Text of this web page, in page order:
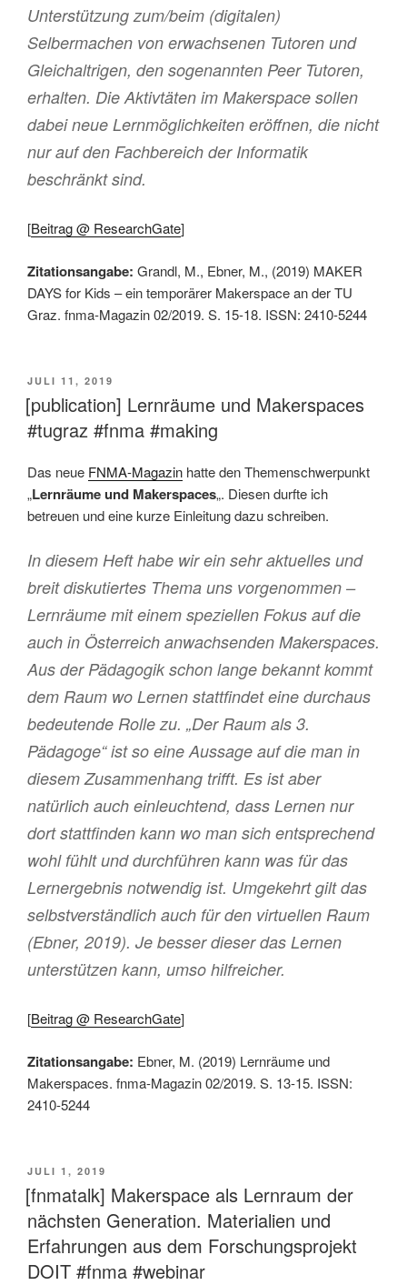
Unterstützung zum/beim (digitalen)
Selbermachen von erwachsenen Tutoren und
Gleichaltrigen, den sogenannten Peer Tutoren,
erhalten. Die Aktivtäten im Makerspace sollen
dabei neue Lernmöglichkeiten eröffnen, die nicht
nur auf den Fachbereich der Informatik
beschränkt sind.
[Beitrag @ ResearchGate]
Zitationsangabe: Grandl, M., Ebner, M., (2019) MAKER
DAYS for Kids – ein temporärer Makerspace an der TU
Graz. fnma-Magazin 02/2019. S. 15-18. ISSN: 2410-5244
VERÖFFENTLICHT
AM
JULI 11, 2019
[publication] Lernräume und Makerspaces
#tugraz #fnma #making
Das neue FNMA-Magazin hatte den Themenschwerpunkt
„Lernräume und Makerspaces„. Diesen durfte ich
betreuen und eine kurze Einleitung dazu schreiben.
In diesem Heft habe wir ein sehr aktuelles und
breit diskutiertes Thema uns vorgenommen –
Lernräume mit einem speziellen Fokus auf die
auch in Österreich anwachsenden Makerspaces.
Aus der Pädagogik schon lange bekannt kommt
dem Raum wo Lernen stattfindet eine durchaus
bedeutende Rolle zu. „Der Raum als 3.
Pädagoge“ ist so eine Aussage auf die man in
diesem Zusammenhang trifft. Es ist aber
natürlich auch einleuchtend, dass Lernen nur
dort stattfinden kann wo man sich entsprechend
wohl fühlt und durchführen kann was für das
Lernergebnis notwendig ist. Umgekehrt gilt das
selbstverständlich auch für den virtuellen Raum
(Ebner, 2019). Je besser dieser das Lernen
unterstützen kann, umso hilfreicher.
[Beitrag @ ResearchGate]
Zitationsangabe: Ebner, M. (2019) Lernräume und
Makerspaces. fnma-Magazin 02/2019. S. 13-15. ISSN:
2410-5244
VERÖFFENTLICHT
AM
JULI 1, 2019
[fnmatalk] Makerspace als Lernraum der
nächsten Generation. Materialien und
Erfahrungen aus dem Forschungsprojekt
DOIT #fnma #webinar